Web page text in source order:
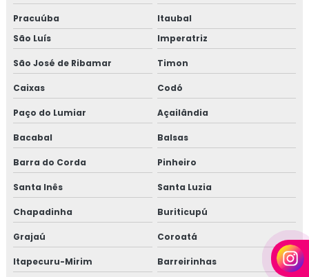
Pracuúba
Itaubal
São Luís
Imperatriz
São José de Ribamar Timon
Caixas Codó
Paço do Lumiar Açailândia
Bacabal Balsas
Barra do Corda Pinheiro
Santa Inês Santa Luzia
Chapadinha Buriticupú
Grajaú Coroatá
Itapecuru-Mirim
Barreirinhas